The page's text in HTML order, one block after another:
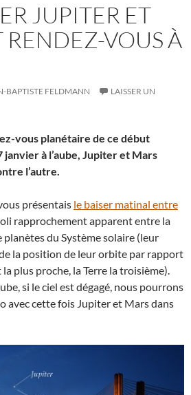
JUPITER ET
RENDEZ-VOUS À
BAPTISTE FELDMANN
LAISSER UN
vous planétaire de ce début
janvier à l’aube, Jupiter et Mars
l’autre.
présentais le baiser matinal entre
rapprochement apparent entre la
du Système solaire (leur
la position de leur orbite par rapport
plus proche, la Terre la troisième).
si le ciel est dégagé, nous pourrons
avec cette fois Jupiter et Mars dans